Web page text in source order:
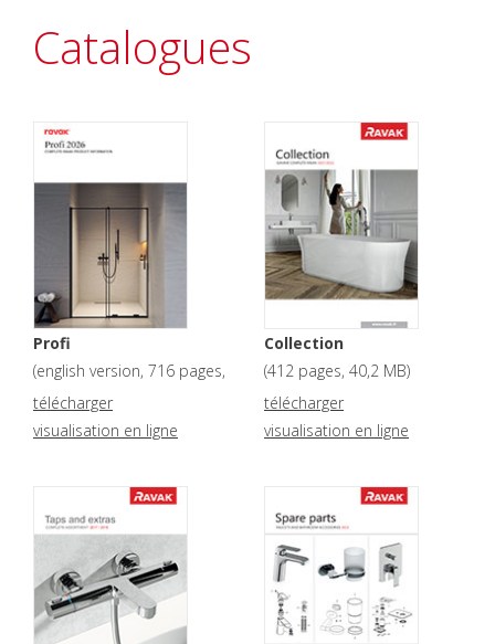
Catalogues
Profi
(english version, 716 pages,
72,9 MB)
télécharger
visualisation en ligne
Collection
(412 pages, 40,2 MB)
télécharger
visualisation en ligne